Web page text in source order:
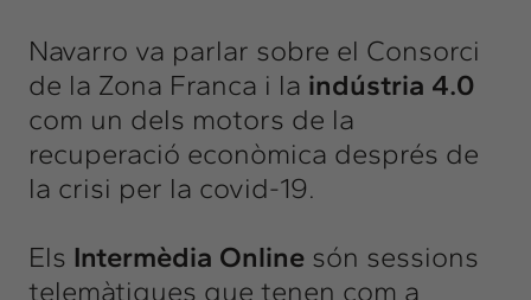
Navarro va parlar sobre el Consorci
de la Zona Franca i la indústria 4.0
com un dels motors de la
recuperació econòmica després de
la crisi per la covid-19.
Els Intermèdia Online són sessions
telemàtiques que tenen com a